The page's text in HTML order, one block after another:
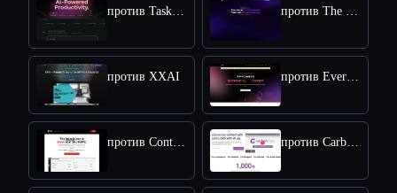
против Taskade против The Humanize Ai Pro
против XXAI против Everneed AI
против Content Raptor против CarbonCopy